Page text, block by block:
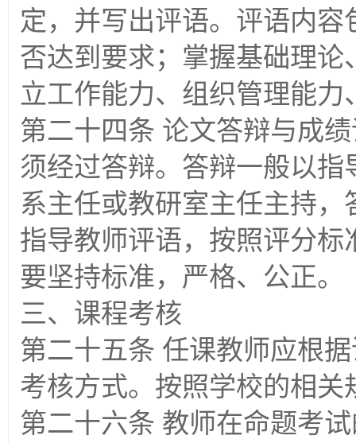
定，并写出评语。评语内
否达到要求；掌握基础理
立工作能力、组织管理能
第二十四条 论文答辩与成
须经过答辩。答辩一般以
系主任或教研室主任主持
指导教师评语，按照评分
要坚持标准，严格、公正。
三、课程考核
第二十五条 任课教师应根
考核方式。按照学校的相
第二十六条 教师在命题考